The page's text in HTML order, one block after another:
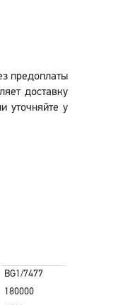
предоплаты
доставку
уточняйте у
BG1/7477
180000